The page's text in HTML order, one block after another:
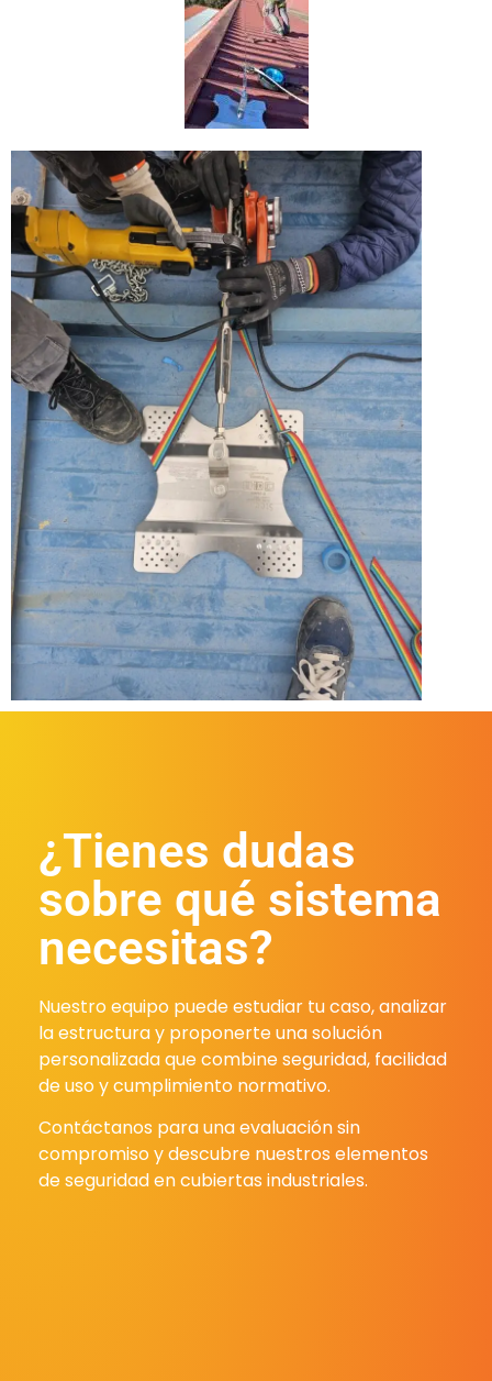
¿Tienes dudas
sobre qué sistema
necesitas?
Nuestro equipo puede estudiar tu caso, analizar
la estructura y proponerte una solución
personalizada que combine seguridad, facilidad
de uso y cumplimiento normativo.
Contáctanos para una evaluación sin
compromiso y descubre nuestros elementos
de seguridad en cubiertas industriales.